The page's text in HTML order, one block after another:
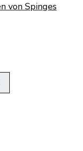
von Spinges